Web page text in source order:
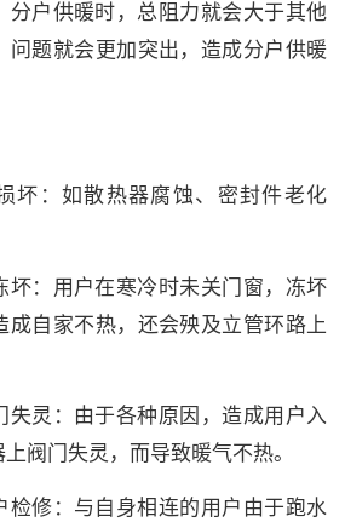
分户供暖时，总阻力就会大于其他
问题就会更加突出，造成分户供暖
坏：如散热器腐蚀、密封件老化
坏：用户在寒冷时未关门窗，冻坏
成自家不热，还会殃及立管环路上
失灵：由于各种原因，造成用户入
阀门失灵，而导致暖气不热。
检修：与自身相连的用户由于跑水